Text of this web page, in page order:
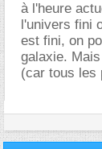
à l'heure
l'univers fini
est fini, on
galaxie.
(car tous les